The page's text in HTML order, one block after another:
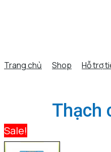
Trang chủ Shop Hỗ trợ
Thạch
Sale!